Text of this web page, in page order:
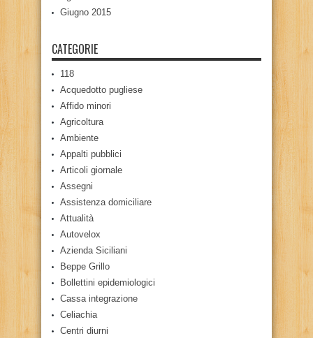
Giugno 2015
CATEGORIE
118
Acquedotto pugliese
Affido minori
Agricoltura
Ambiente
Appalti pubblici
Articoli giornale
Assegni
Assistenza domiciliare
Attualità
Autovelox
Azienda Siciliani
Beppe Grillo
Bollettini epidemiologici
Cassa integrazione
Celiachia
Centri diurni